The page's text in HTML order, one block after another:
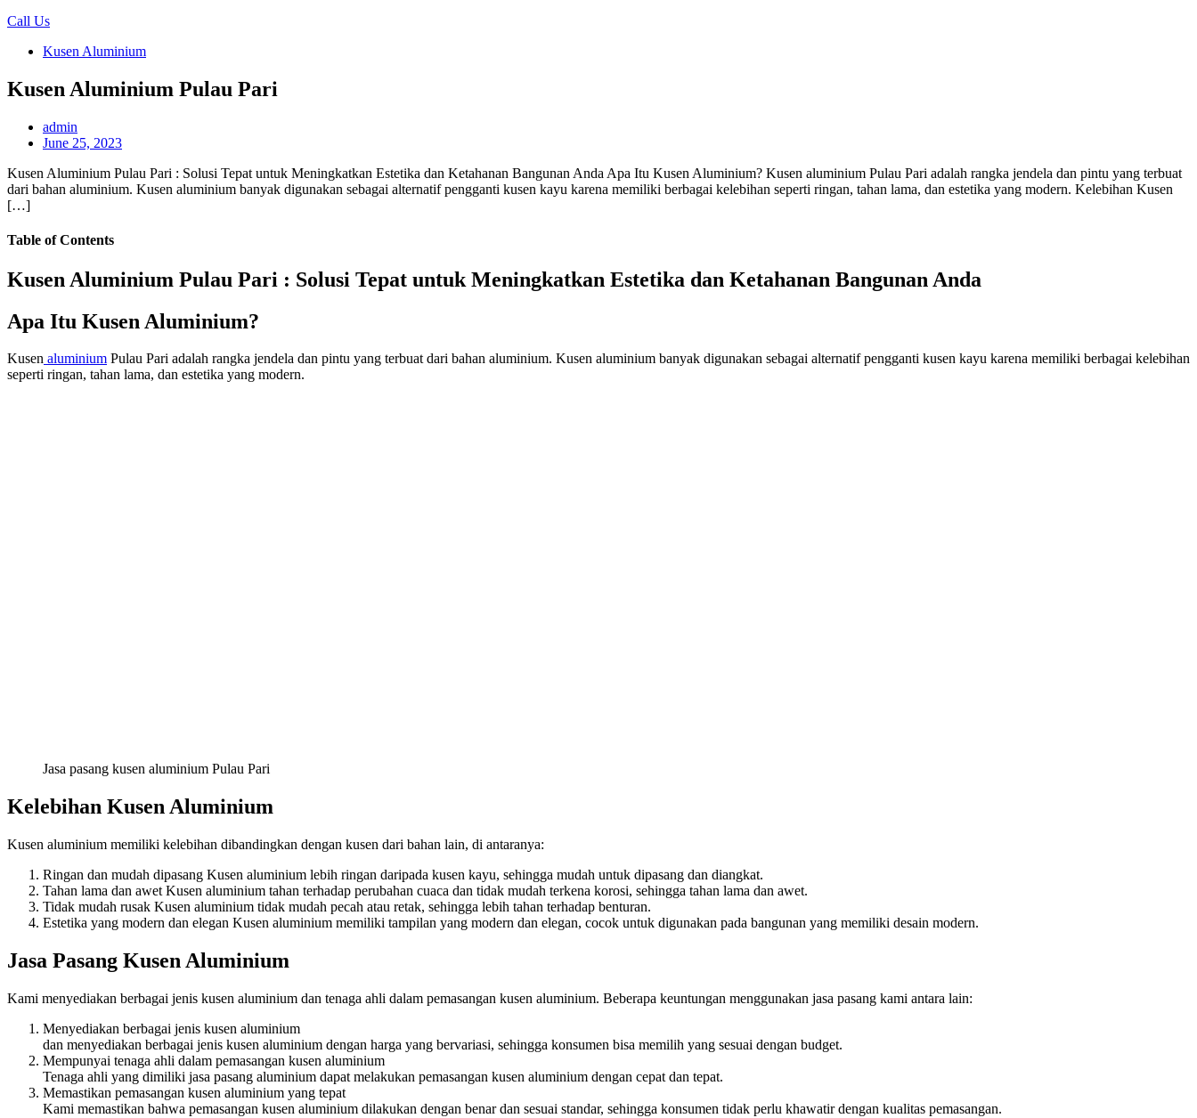
Call Us
Kusen Aluminium
Kusen Aluminium Pulau Pari
admin
June 25, 2023
Kusen Aluminium Pulau Pari : Solusi Tepat untuk Meningkatkan Estetika dan Ketahanan Bangunan Anda Apa Itu Kusen Aluminium? Kusen aluminium Pulau Pari adalah rangka jendela dan pintu yang terbuat
dari bahan aluminium. Kusen aluminium banyak digunakan sebagai alternatif pengganti kusen kayu karena memiliki berbagai kelebihan seperti ringan, tahan lama, dan estetika yang modern. Kelebihan Kusen
[…]
Table of Contents
Kusen Aluminium Pulau Pari : Solusi Tepat untuk Meningkatkan Estetika dan Ketahanan Bangunan Anda
Apa Itu Kusen Aluminium?
Kusen aluminium Pulau Pari adalah rangka jendela dan pintu yang terbuat dari bahan aluminium. Kusen aluminium banyak digunakan sebagai alternatif pengganti kusen kayu karena memiliki berbagai kelebihan
seperti ringan, tahan lama, dan estetika yang modern.
Jasa pasang kusen aluminium Pulau Pari
Kelebihan Kusen Aluminium
Kusen aluminium memiliki kelebihan dibandingkan dengan kusen dari bahan lain, di antaranya:
Ringan dan mudah dipasang Kusen aluminium lebih ringan daripada kusen kayu, sehingga mudah untuk dipasang dan diangkat.
Tahan lama dan awet Kusen aluminium tahan terhadap perubahan cuaca dan tidak mudah terkena korosi, sehingga tahan lama dan awet.
Tidak mudah rusak Kusen aluminium tidak mudah pecah atau retak, sehingga lebih tahan terhadap benturan.
Estetika yang modern dan elegan Kusen aluminium memiliki tampilan yang modern dan elegan, cocok untuk digunakan pada bangunan yang memiliki desain modern.
Jasa Pasang Kusen Aluminium
Kami menyediakan berbagai jenis kusen aluminium dan tenaga ahli dalam pemasangan kusen aluminium. Beberapa keuntungan menggunakan jasa pasang kami antara lain:
Menyediakan berbagai jenis kusen aluminium
dan menyediakan berbagai jenis kusen aluminium dengan harga yang bervariasi, sehingga konsumen bisa memilih yang sesuai dengan budget.
Mempunyai tenaga ahli dalam pemasangan kusen aluminium
Tenaga ahli yang dimiliki jasa pasang aluminium dapat melakukan pemasangan kusen aluminium dengan cepat dan tepat.
Memastikan pemasangan kusen aluminium yang tepat
Kami memastikan bahwa pemasangan kusen aluminium dilakukan dengan benar dan sesuai standar, sehingga konsumen tidak perlu khawatir dengan kualitas pemasangan.